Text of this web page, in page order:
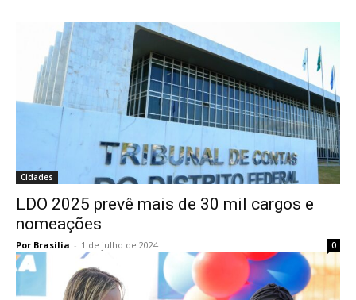
Cidades
LDO 2025 prevê mais de 30 mil cargos e
nomeações
Por Brasilia - 1 de julho de 2024 0